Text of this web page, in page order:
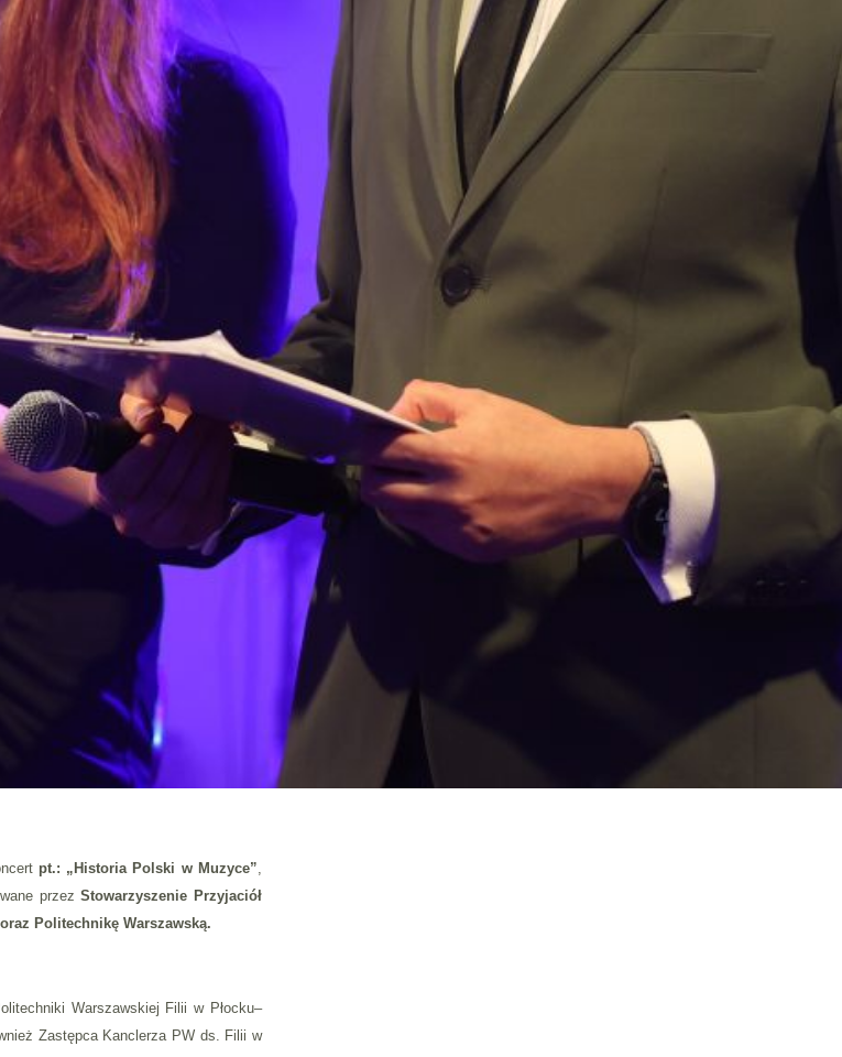
pt.: „Historia Polski w Muzyce”
przezStowarzyszenie Przyjaciół
Politechnikę Warszawską.
Warszawskiej Filii w Płocku–
Zastępca Kanclerza PW ds. Filii w